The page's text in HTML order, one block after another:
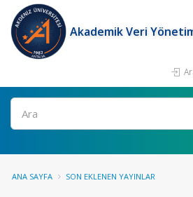
Akademik Veri
Ara
ANA SAYFA SON EKLENEN YAYINLAR